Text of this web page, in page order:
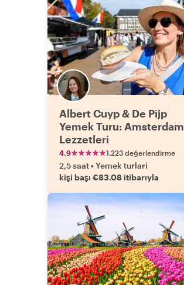
Albert Cuyp & De Pijp
Yemek Turu: Amsterdam
Lezzetleri
4.9 1.223 değerlendirme
2,5 saat•Yemek turlari
kişi başı €83.08 itibarıyla